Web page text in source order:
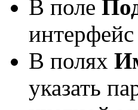
В поле
В полях
указать